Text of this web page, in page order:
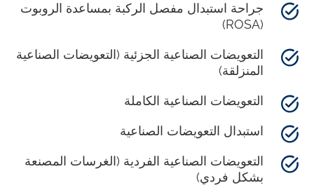
جراحة استبدال مفصل الركبة بمساعدة الروبوت
(ROSA)
التعويضات الصناعية الجزئية (التعويضات الصناعية
المنزلقة)
التعويضات الصناعية الكاملة
استبدال التعويضات الصناعية
التعويضات الصناعية الفردية (الغرسات المصنعة
بشكل فردي)